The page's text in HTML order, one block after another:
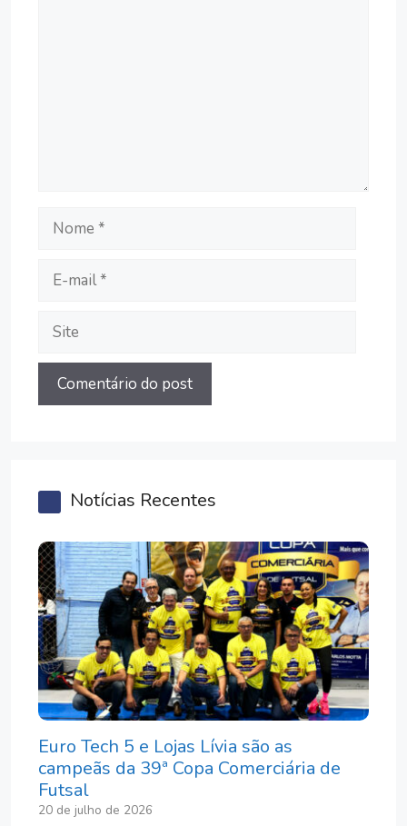
Nome
mail
Site
Notícias Recentes
Euro Tech 5 e Lojas Lívia são as
campeãs da 39ª Copa Comerciária de
Futsal
20 de julho de 2026